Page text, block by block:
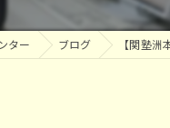
個別指導
ター ブログ 【関塾